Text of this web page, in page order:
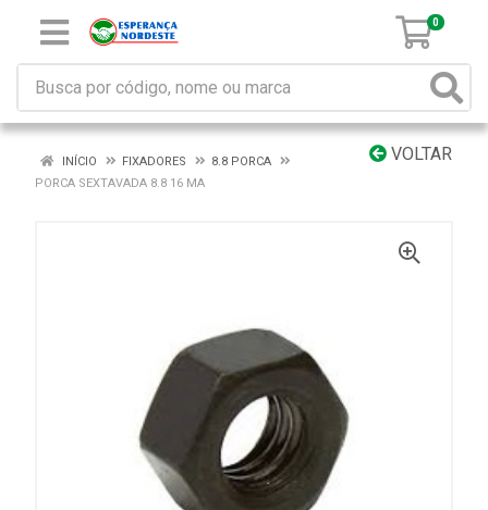
0
VOLTAR
INÍCIO FIXADORES
8.8 PORCA
PORCA SEXTAVADA 8.8 16 MA